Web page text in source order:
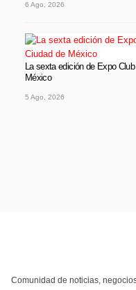
6 Ago, 2026
La sexta edición de Expo
México
5 Ago, 2026
Comunidad de noticias,